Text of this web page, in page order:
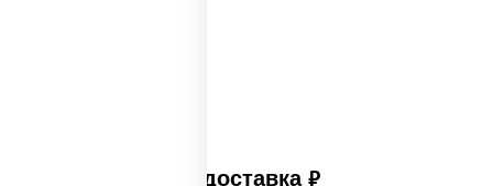
Платная доставка руб